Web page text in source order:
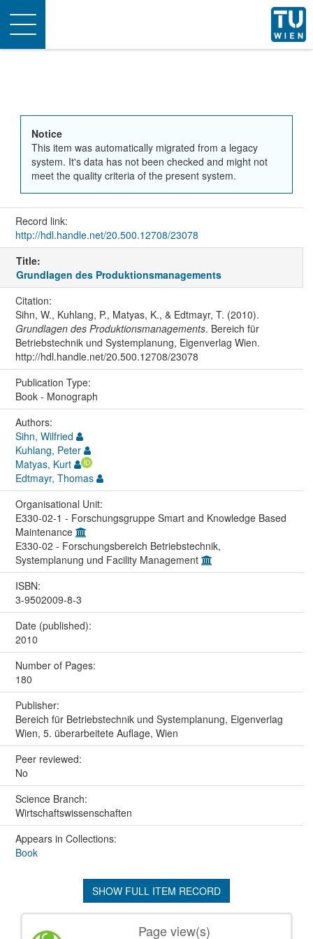
Toggle
navigation
Notice
This item was automatically migrated from a legacy
system. It's data has not been checked and might not
meet the quality criteria of the present system.
Record link:
http://hdl.handle.net/20.500.12708/23078
Title:
Grundlagen des Produktionsmanagements
Citation:
Sihn, W., Kuhlang, P., Matyas, K., & Edtmayr, T. (2010).
Grundlagen des Produktionsmanagements. Bereich für
Betriebstechnik und Systemplanung, Eigenverlag Wien.
http://hdl.handle.net/20.500.12708/23078
Publication Type:
Book - Monograph
Authors:
Sihn, Wilfried
Kuhlang, Peter
Matyas, Kurt
Edtmayr, Thomas
Organisational Unit:
E330-02-1 - Forschungsgruppe Smart and Knowledge Based
Maintenance
E330-02 - Forschungsbereich Betriebstechnik,
Systemplanung und Facility Management
ISBN:
3-9502009-8-3
Date (published):
2010
Number of Pages:
180
Publisher:
Bereich für Betriebstechnik und Systemplanung, Eigenverlag
Wien, 5. überarbeitete Auflage, Wien
Peer reviewed:
No
Science Branch:
Wirtschaftswissenschaften
Appears in Collections:
Book
SHOW FULL ITEM RECORD
Page view(s)